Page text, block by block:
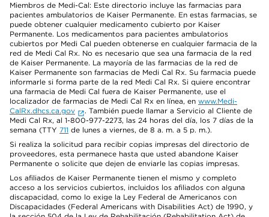
Miembros de Medi-Cal: Este directorio incluye las farmacias para
pacientes ambulatorios de Kaiser Permanente. En estas farmacias, se
puede obtener cualquier medicamento cubierto por Kaiser
Permanente. Los medicamentos para pacientes ambulatorios
cubiertos por Medi Cal pueden obtenerse en cualquier farmacia de la
red de Medi Cal Rx. No es necesario que sea una farmacia de la red
de Kaiser Permanente. La mayoría de las farmacias de la red de
Kaiser Permanente son farmacias de Medi Cal Rx. Su farmacia puede
informarle si forma parte de la red Medi Cal Rx. Si quiere encontrar
una farmacia de Medi Cal fuera de Kaiser Permanente, use el
localizador de farmacias de Medi Cal Rx en línea, en www.Medi-
CalRx.dhcs.ca.gov
. También puede llamar a Servicio al Cliente de
Medi Cal Rx, al 1-800-977-2273, las 24 horas del día, los 7 días de la
semana (TTY 711 de lunes a viernes, de 8 a. m. a 5 p. m.).
Si realiza la solicitud para recibir copias impresas del directorio de
proveedores, esta permanece hasta que usted abandone Kaiser
Permanente o solicite que dejen de enviarle las copias impresas.
Los afiliados de Kaiser Permanente tienen el mismo y completo
acceso a los servicios cubiertos, incluidos los afiliados con alguna
discapacidad, como lo exige la Ley Federal de Americanos con
Discapacidades (Federal Americans with Disabilities Act) de 1990, y